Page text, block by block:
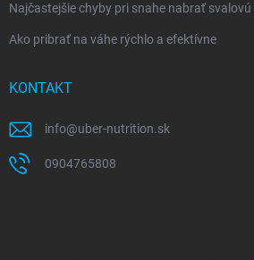
Najčastejšie chyby pri snahe nabrať
Ako pribrať na váhe rýchlo a efektívne
KONTAKT
info@uber-nutrition.sk
0904765808